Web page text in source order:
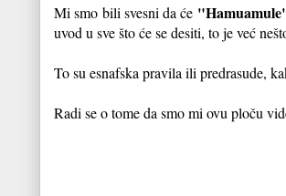
Mi smo bili svesni da će
uvod u sve što će se desiti, to je već
To su esnafska pravila ili predrasude,
Radi se o tome da smo mi ovu ploču